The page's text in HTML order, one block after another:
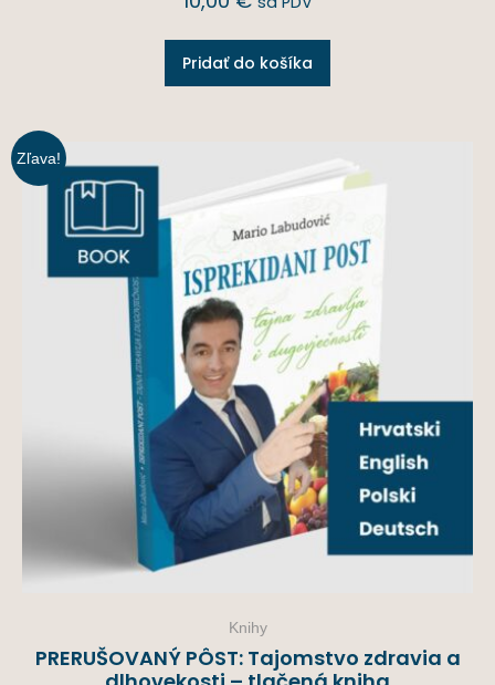
Pridať do košíka
Zľava!
Knihy
PRERUŠOVANÝ PÔST: Tajomstvo zdravia a